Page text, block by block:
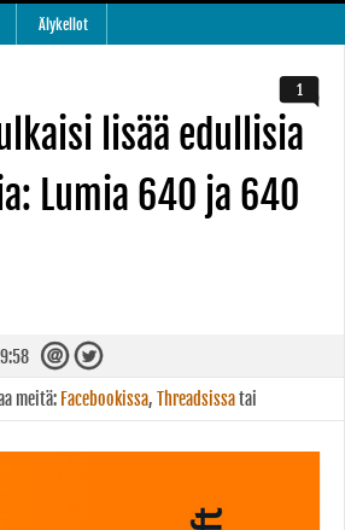
Älykellot
lisää edullisia
Lumia 640 ja 640
1
meitä: Facebookissa, Threadsissatai